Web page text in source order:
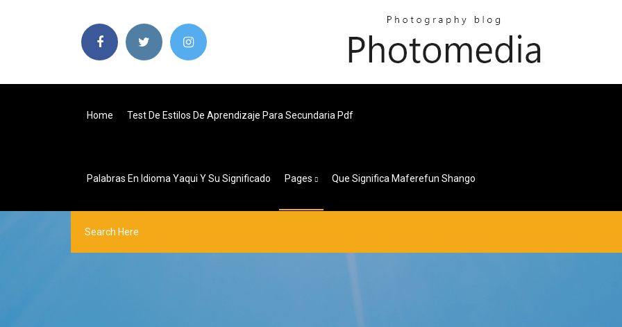
Home Test De Estilos De Aprendizaje Para Secundaria Pdf
Palabras En Idioma Yaqui Y Su Significado Pages Que Significa Maferefun Shango